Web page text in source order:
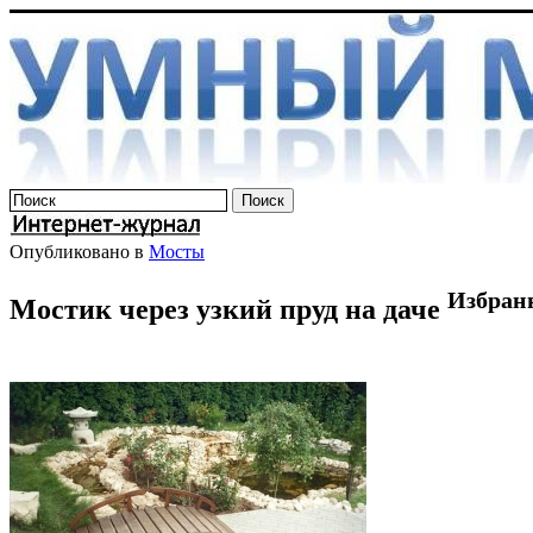
Опубликовано в Мосты
Мостик через узкий пруд на даче